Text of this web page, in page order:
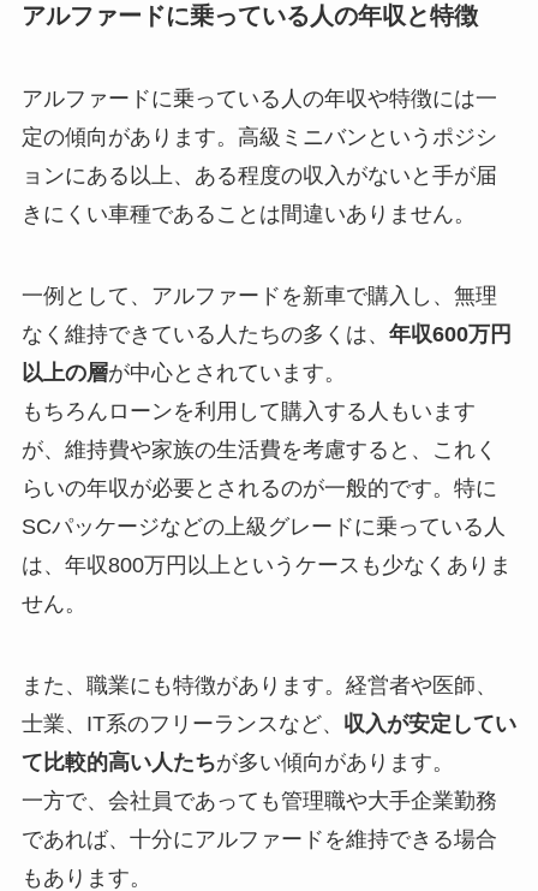
アルファードに乗っている人の年収と特徴
アルファードに乗っている人の年収や特徴には一
定の傾向があります。高級ミニバンというポジシ
ョンにある以上、ある程度の収入がないと手が届
きにくい車種であることは間違いありません。
一例として、アルファードを新車で購入し、無理
なく維持できている人たちの多くは、 年収600万円
以上の層が中心とされています。
もちろんローンを利用して購入する人もいます
が、維持費や家族の生活費を考慮すると、これく
らいの年収が必要とされるのが一般的です。特に
SCパッケージなどの上級グレードに乗っている人
は、年収800万円以上というケースも少なくありま
せん。
また、職業にも特徴があります。経営者や医師、
士業、IT系のフリーランスなど、 収入が安定してい
て比較的高い人たちが多い傾向があります。
一方で、会社員であっても管理職や大手企業勤務
であれば、十分にアルファードを維持できる場合
もあります。